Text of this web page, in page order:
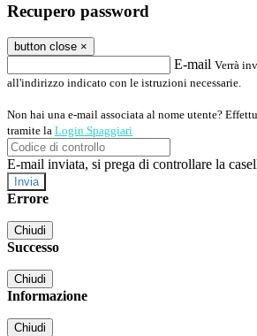
Recupero password
button close ×
E-mail Verrà
all'indirizzo indicato con le istruzioni necessarie.
Non hai una e-mail associata al nome utente?
tramite la Login Spaggiari
E-mail inviata, si prega di controllare la
Errore
Chiudi
Successo
Chiudi
Informazione
Chiudi